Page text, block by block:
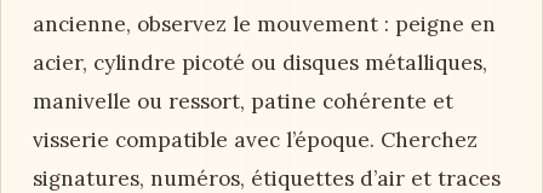
ancienne, observez le mouvement : peigne en
acier, cylindre picoté ou disques métalliques,
manivelle ou ressort, patine cohérente et
visserie compatible avec l’époque. Cherchez
signatures, numéros, étiquettes d’air et traces